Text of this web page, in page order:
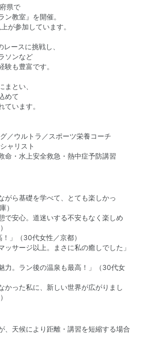
県で
ン教室』を開催。
が参加しています。
ースに挑戦し、
ソンなど
験も豊富です。
まとい、
めて
ています。
／ウルトラ／スポーツ栄養コーチ
ャリスト
命・水上安全救急・熱中症予防講習
がら基礎を学べて、とても楽しかっ
）
で安心。道迷いする不安もなく楽しめ
！」（30代女性／京都）
ッサージ以上。まさに私の癒しでした」
力。ラン後の温泉も最高！」（30代女
かった私に、新しい世界が広がりまし
、天候により距離・講習を短縮する場合